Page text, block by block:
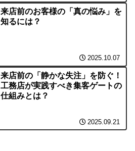
来店前のお客様の「真の悩み」を
知るには？
2025.10.07
来店前の「静かな失注」を防ぐ！
工務店が実践すべき集客ゲートの
仕組みとは？
2025.09.21